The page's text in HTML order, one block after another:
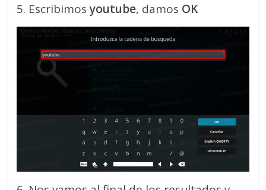
5. Escribimosyoutube, damos OK